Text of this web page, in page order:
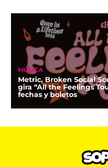
MÚSICA
Metric, Broken Social
gira “All the Feelings
fechas y boletos